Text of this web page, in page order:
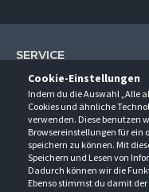
Cookie-Einstellungen
Indem du die Auswahl „Alle
Cookies und ähnliche
verwenden. Diese benutzen
Browsereinstellungen für ein
speichern zu können. Mit
Speichern und Lesen von
Dadurch können wir die
Ebenso stimmst du damit
SERVICE
Hilfe und Information
Fragen und Antworten
Kontakt
Newsletter
Events
UNTERNEHMEN
Über uns
Anfahrt
Ansprechpartner
KONTAKT
Gröner-Schulze GmbH
Sarirstraße 5
ÖFFNUNGSZEITEN